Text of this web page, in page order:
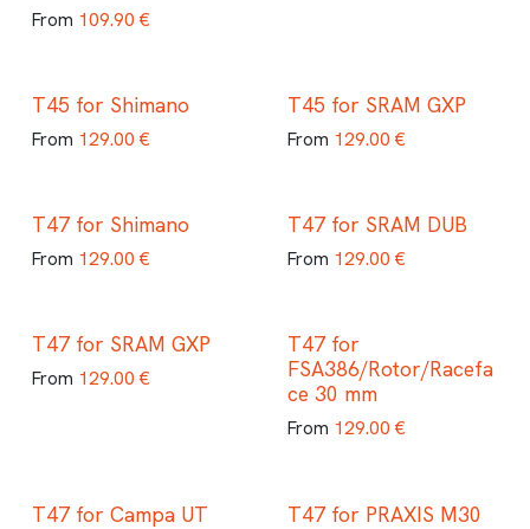
From 109.90 €
T45 for Shimano
From 129.00 €
T45 for SRAM GXP
From 129.00 €
T47 for Shimano
From 129.00 €
T47 for SRAM DUB
From 129.00 €
T47 for SRAM GXP
From 129.00 €
T47 for
FSA386/Rotor/Racefa
ce 30 mm
From 129.00 €
T47 for Campa UT T47 for PRAXIS M30